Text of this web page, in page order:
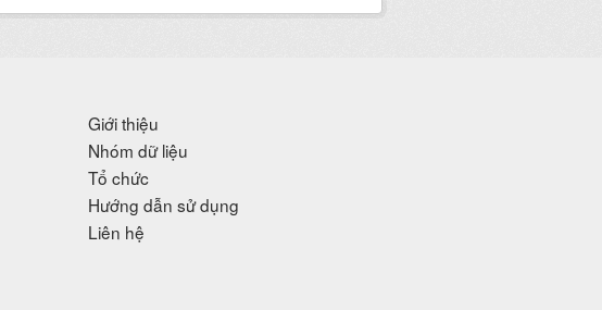
Giới thiệu
Nhóm dữ liệu
Tổ chức
Hướng dẫn sử dụng
Liên hệ